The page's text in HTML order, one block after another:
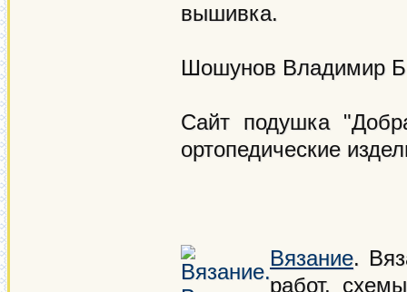
вышивка.
Шошунов Владимир
Сайт подушка
ортопедические
Вязание.
работ,